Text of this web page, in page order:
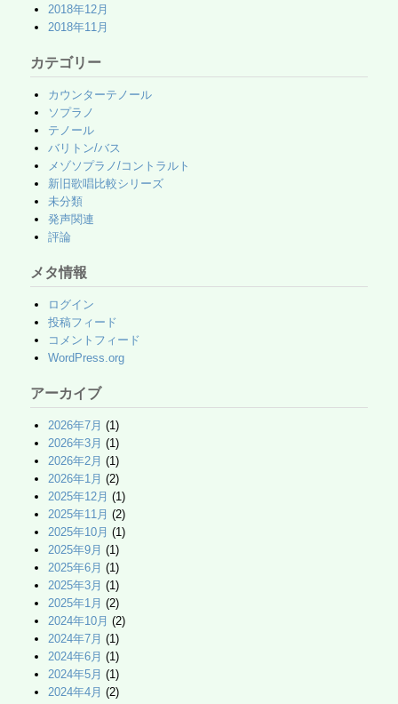
2018年12月
2018年11月
カテゴリー
カウンターテノール
ソプラノ
テノール
バリトン/バス
メゾソプラノ/コントラルト
新旧歌唱比較シリーズ
未分類
発声関連
評論
メタ情報
ログイン
投稿フィード
コメントフィード
WordPress.org
アーカイブ
2026年7月 (1)
2026年3月 (1)
2026年2月 (1)
2026年1月 (2)
2025年12月 (1)
2025年11月 (2)
2025年10月 (1)
2025年9月 (1)
2025年6月 (1)
2025年3月 (1)
2025年1月 (2)
2024年10月 (2)
2024年7月 (1)
2024年6月 (1)
2024年5月 (1)
2024年4月 (2)